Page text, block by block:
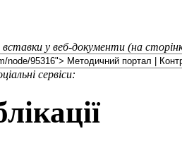
у веб-документи (на
сервіси: